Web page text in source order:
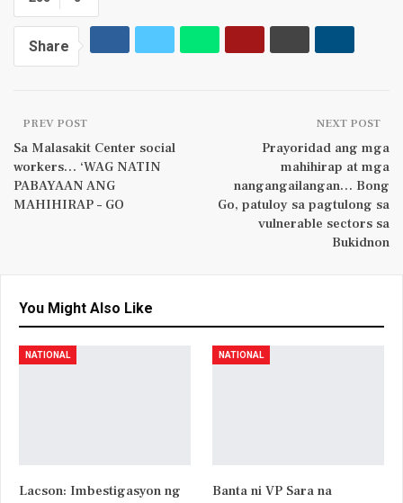
Share
PREV POST
Sa Malasakit Center social
workers… ‘WAG NATIN
PABAYAAN ANG
MAHIHIRAP – GO
NEXT POST
Prayoridad ang mga
mahihirap at mga
nangangailangan… Bong
Go, patuloy sa pagtulong sa
vulnerable sectors sa
Bukidnon
You Might Also Like
NATIONAL
Lacson: Imbestigasyon ng
NATIONAL
Banta ni VP Sara na